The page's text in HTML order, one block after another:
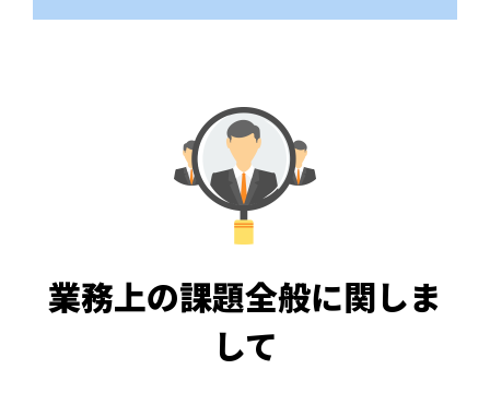
業務上の課題全般に関しま
して